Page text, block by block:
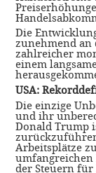
Die
zunehmend an
zahlreicher
einem
USA:
Die einzige
und ihr
Donald Trump
Arbeitsplätze
der Steuern